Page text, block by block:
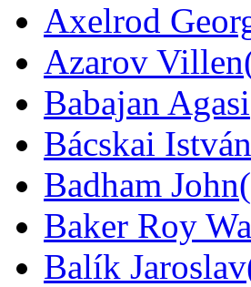
Axelrod
Azarov Villen
Babajan Agasi
Bácskai
Badham John
Baker Roy
Balík Jaroslav